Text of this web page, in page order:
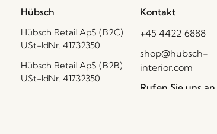
Hübsch
Hübsch Retail ApS (B2C)
USt-IdNr. 41732350
Hübsch Retail ApS (B2B)
USt-IdNr. 41732350
Kontakt
+45 4422 6888
shop@hubsch-
interior.com
Rufen Sie uns an